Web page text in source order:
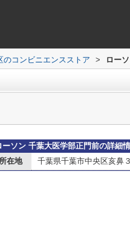
のコンビニエンスストア > ロー
ーソン 千葉大医学部正門前の詳細
所在地
千葉県千葉市中央区亥鼻